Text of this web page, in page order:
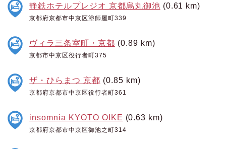
静鉄ホテルプレジオ 京都烏丸御池 (0.61 km)
京都府京都市中京区塗師屋町339
ヴィラ三条室町・京都 (0.89 km)
京都市中京区役行者町375
ザ・ひらまつ 京都 (0.85 km)
京都府京都市中京区役行者町361
insomnia KYOTO OIKE (0.63 km)
京都府京都市中京区御池之町314